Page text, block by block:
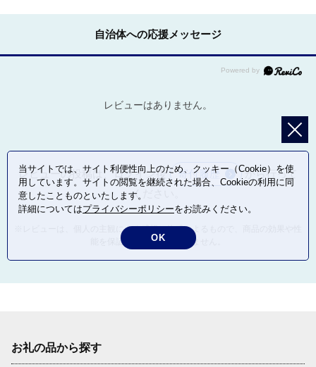
自治体への応援メッセージ
レビューはありません。
レビューの投稿は、ログイン後 寄付履歴
から行って
ください。
※レビューは、個人の主観による感想・体感によるもので、商品の効果や性
能を保証するものではありません。
お礼の品から探す
当サイトでは、サイト利便性向上のため、クッキー（Cookie）を使
用しています。サイトの閲覧を継続された場合、Cookieの利用に同
意したことものといたします。
詳細についてはプライバシーポリシーをお読みください。
OK